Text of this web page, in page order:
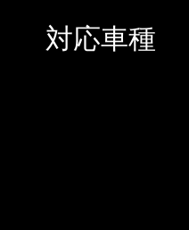
対応車種